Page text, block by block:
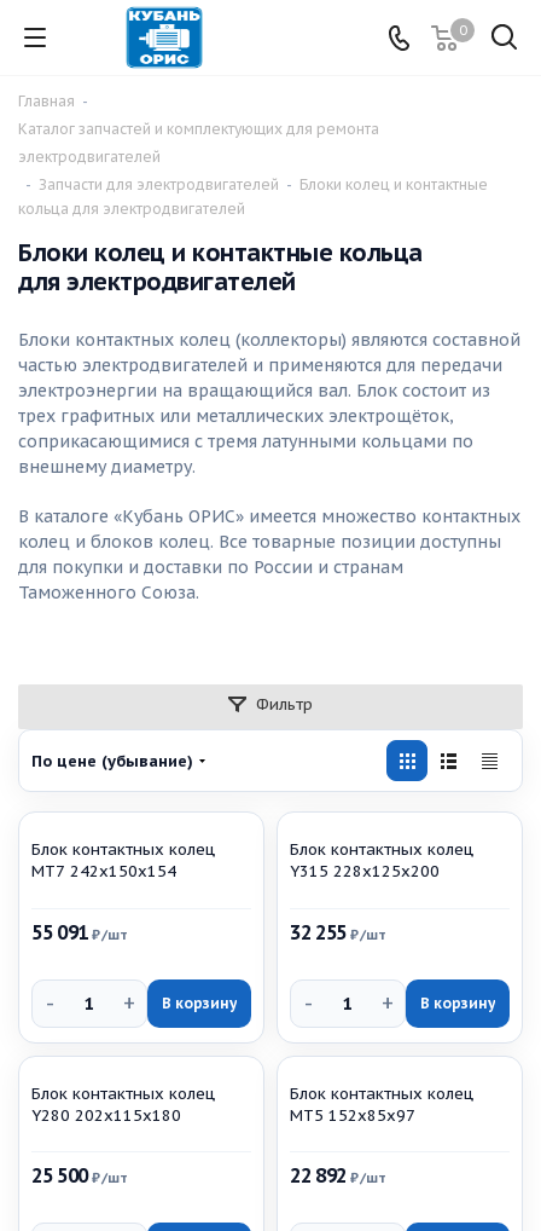
0
Главная -
Каталог запчастей и комплектующих для ремонта
электродвигателей
- Запчасти для электродвигателей - Блоки колец и контактные
кольца для электродвигателей
Блоки колец и контактные кольца
для электродвигателей
Блоки контактных колец (коллекторы) являются составной
частью электродвигателей и применяются для передачи
электроэнергии на вращающийся вал. Блок состоит из
трех графитных или металлических электрощёток,
соприкасающимися с тремя латунными кольцами по
внешнему диаметру.
В каталоге «Кубань ОРИС» имеется множество контактных
колец и блоков колец. Все товарные позиции доступны
для покупки и доставки по России и странам
Таможенного Союза.
Фильтр
По цене (убывание)
Блок контактных колец
МТ7 242х150х154
55 091 ₽/шт
- + В корзину
Блок контактных колец
Y315 228х125х200
32 255 ₽/шт
- + В корзину
Блок контактных колец
Y280 202х115х180
25 500₽/шт
Блок контактных колец
МТ5 152х85х97
22 892 ₽/шт